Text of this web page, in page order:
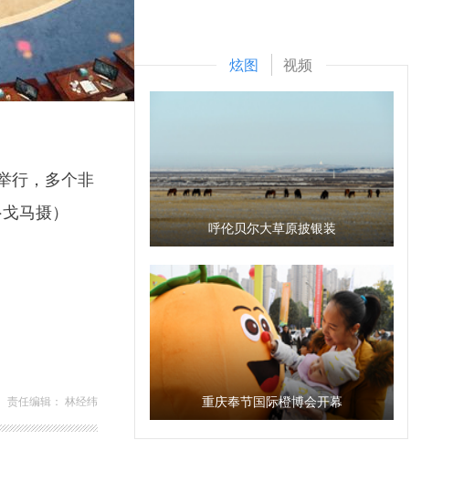
行，多个非
马摄）
责任编辑： 林经纬
炫图 视频
呼伦贝尔大草原披银装
重庆奉节国际橙博会开幕